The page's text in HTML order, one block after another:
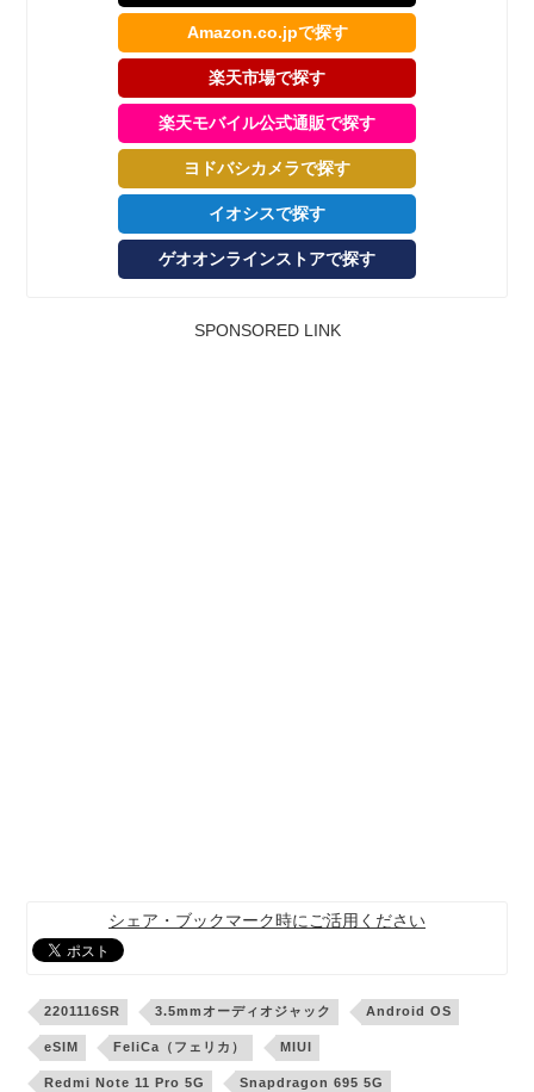
Amazon.co.jpで探す
楽天市場で探す
楽天モバイル公式通販で探す
ヨドバシカメラで探す
イオシスで探す
ゲオオンラインストアで探す
SPONSORED LINK
シェア・ブックマーク時にご活用ください
2201116SR 3.5mmオーディオジャック Android OS
eSIM FeliCa（フェリカ） MIUI
Redmi Note 11 Pro 5G Snapdragon 695 5G